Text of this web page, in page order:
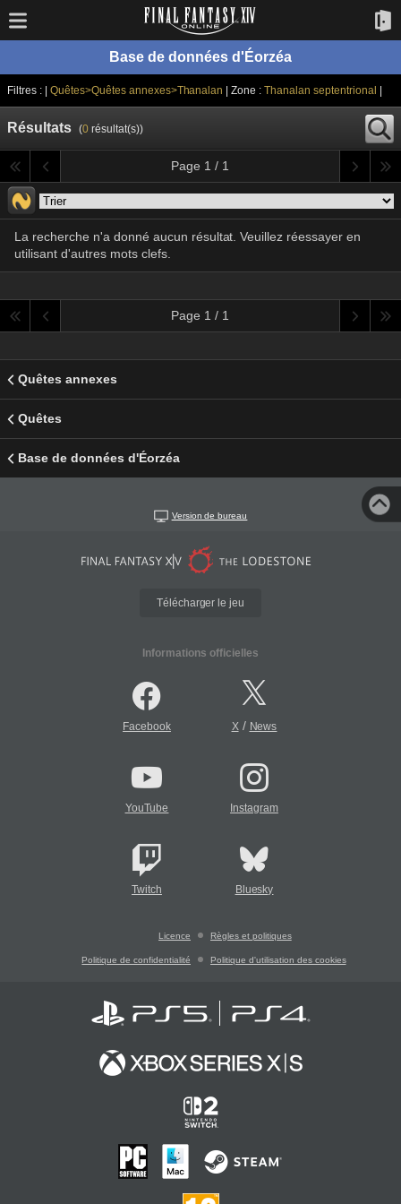
Base de données d'Éorzéa
Filtres : | Quêtes>Quêtes annexes>Thanalan | Zone :Thanalan septentrional
Résultats (0résultat(s))
Page 1 / 1
La recherche n'a donné aucun résultat. Veuillez réessayer en
utilisant d'autres mots clefs.
Page 1 / 1
Quêtes annexes
Quêtes
Base de données d'Éorzéa
Version de bureau
Télécharger le jeu
Informations officielles
Facebook X/ News
YouTube Instagram
Twitch Bluesky
Licence Règles et politiques
Politique de confidentialité Politique d'utilisation des cookies